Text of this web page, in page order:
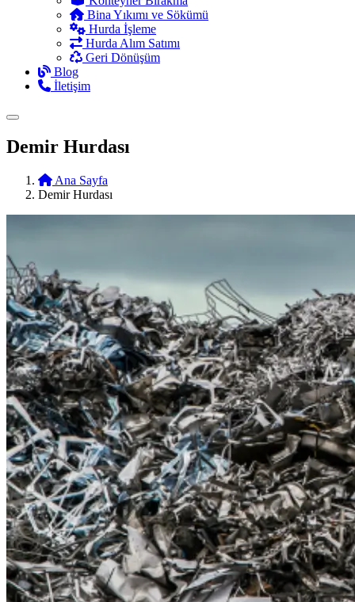
Bina Yıkımı ve Sökümü
Hurda İşleme
Hurda Alım Satımı
Geri Dönüşüm
Blog
İletişim
Demir Hurdası
Ana Sayfa
Demir Hurdası